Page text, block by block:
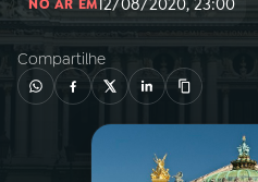
INÍCIO
02 A RÁDIO
PROGRAMAÇÃO
NO AR EM12/08/2020, 23:00
Compartilhe